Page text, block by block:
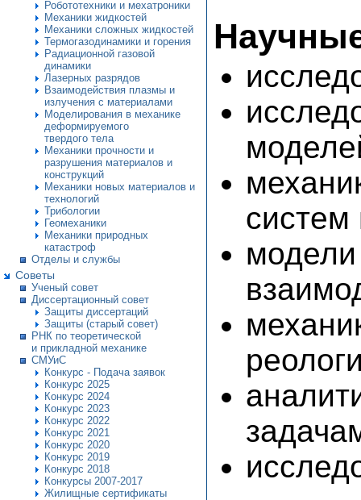
Робототехники и мехатроники
Механики жидкостей
Механики сложных жидкостей
Термогазодинамики и горения
Радиационной газовой
динамики
Лазерных разрядов
Взаимодействия плазмы и
излучения с материалами
Моделирования в механике
деформируемого
твердого тела
Механики прочности и
разрушения материалов и
конструкций
Механики новых материалов и
технологий
Трибологии
Геомеханики
Механики природных
катастроф
Отделы и службы
Советы
Ученый совет
Диссертационный совет
Защиты диссертаций
Защиты (старый совет)
РНК по теоретической
и прикладной механике
СМУиС
Конкурс - Подача заявок
Конкурс 2025
Конкурс 2024
Конкурс 2023
Конкурс 2022
Конкурс 2021
Конкурс 2020
Конкурс 2019
Конкурс 2018
Конкурсы 2007-2017
Жилищные сертификаты
систем
модели